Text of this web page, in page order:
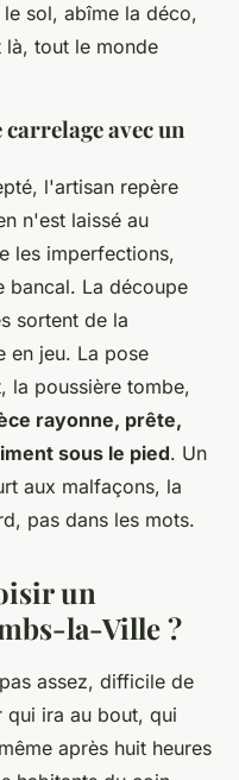
sol, abîme la déco,
tout le monde
avec un
l'artisan repère
n'est laissé au
les imperfections,
bancal. La découpe
sortent de la
en jeu. La pose
la poussière tombe,
rayonne, prête,
sous le pied. Un
aux malfaçons, la
pas dans les mots.
un
la-Ville ?
assez, difficile de
qui ira au bout, qui
après huit heures